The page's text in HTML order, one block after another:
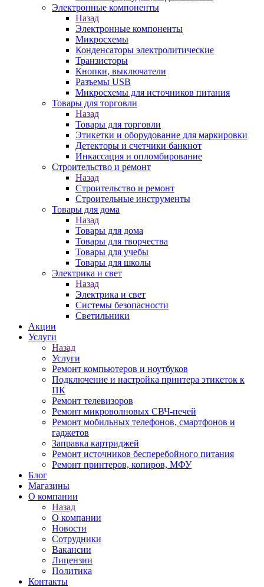
Электронные компоненты
Назад
Электронные компоненты
Микросхемы
Конденсаторы электролитические
Транзисторы
Кнопки, выключатели
Разъемы USB
Микросхемы для источников питания
Товары для торговли
Назад
Товары для торговли
Этикетки и оборудование для маркировки
Детекторы и счетчики банкнот
Инкассация и опломбирование
Строительство и ремонт
Назад
Строительство и ремонт
Строительные инструменты
Товары для дома
Назад
Товары для дома
Товары для творчества
Товары для учебы
Товары для школы
Электрика и свет
Назад
Электрика и свет
Системы безопасности
Светильники
Акции
Услуги
Назад
Услуги
Ремонт компьютеров и ноутбуков
Подключение и настройка принтера этикеток к
ПК
Ремонт телевизоров
Ремонт микроволновых СВЧ-печей
Ремонт мобильных телефонов, смартфонов и
гаджетов
Заправка картриджей
Ремонт источников бесперебойного питания
Ремонт принтеров, копиров, МФУ
Блог
Магазины
О компании
Назад
О компании
Новости
Сотрудники
Вакансии
Лицензии
Политика
Контакты